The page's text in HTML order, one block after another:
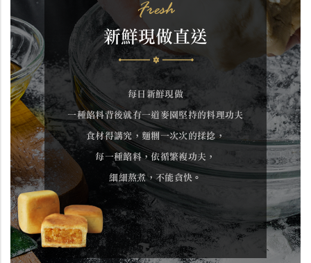
Fresh
新鮮現做直送
每日新鮮現做
一種餡料背後就有一道麥園堅持的料理功夫
食材得講究，麵糰一次次的揉捻，
每一種餡料，依循繁複功夫，
細細熬煮，不能貪快。